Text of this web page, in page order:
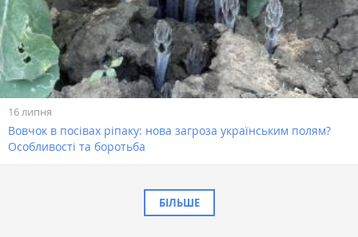
16 липня
Вовчок в посівах ріпаку: нова загроза українським полям?
Особливості та боротьба
БІЛЬШЕ